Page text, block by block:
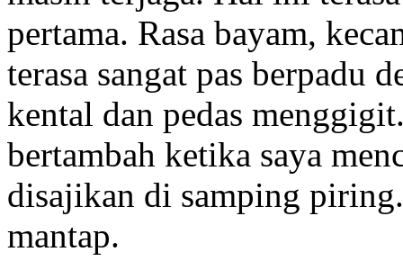
pertama. Rasa bayam,
terasa sangat pas berpadu
kental dan pedas
bertambah ketika saya
disajikan di samping
mantap.